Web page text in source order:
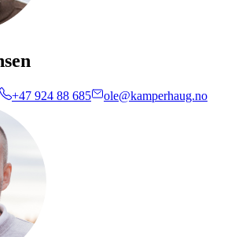
+47 924 88 685 ole@kamperhaug.no